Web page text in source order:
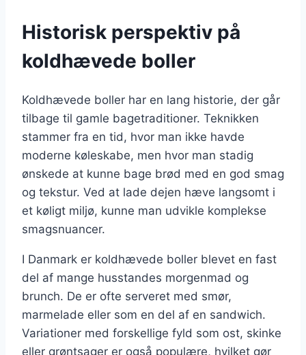
Historisk perspektiv på
koldhævede boller
Koldhævede boller har en lang historie, der går
tilbage til gamle bagetraditioner. Teknikken
stammer fra en tid, hvor man ikke havde
moderne køleskabe, men hvor man stadig
ønskede at kunne bage brød med en god smag
og tekstur. Ved at lade dejen hæve langsomt i
et køligt miljø, kunne man udvikle komplekse
smagsnuancer.
I Danmark er koldhævede boller blevet en fast
del af mange husstandes morgenmad og
brunch. De er ofte serveret med smør,
marmelade eller som en del af en sandwich.
Variationer med forskellige fyld som ost, skinke
eller grøntsager er også populære, hvilket gør